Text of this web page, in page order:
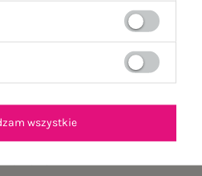
wszystkie